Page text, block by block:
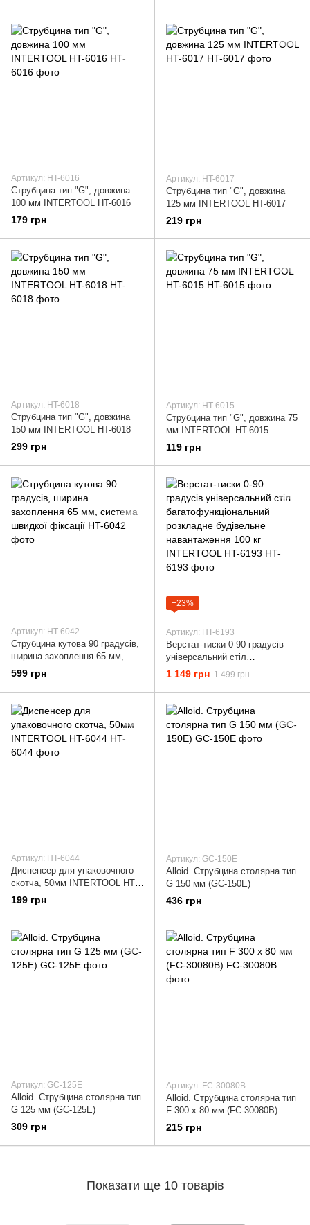
Артикул: HT-6016
Струбцина тип "G", довжина
100 мм INTERTOOL HT-6016
179 грн
Артикул: HT-6017
Струбцина тип "G", довжина
125 мм INTERTOOL HT-6017
219 грн
Артикул: HT-6018
Струбцина тип "G", довжина
150 мм INTERTOOL HT-6018
299 грн
Артикул: HT-6015
Струбцина тип "G", довжина 75
мм INTERTOOL HT-6015
119 грн
Артикул: HT-6042
Струбцина кутова 90 градусів,
ширина захоплення 65 мм,
система швидкої фіксації
599 грн
−23%
Артикул: HT-6193
Верстат-тиски 0-90 градусів
універсальний стіл
багатофункціональний
розкладне будівельне
навантаження 100 кг
INTERTOOL HT-6193
1 149 грн 1 499 грн
Артикул: HT-6044
Диспенсер для упаковочного
скотча, 50мм INTERTOOL HT-
6044
199 грн
Артикул: GC-150E
Alloid. Струбцина столярна тип
G 150 мм (GC-150E)
436 грн
Артикул: GC-125E
Alloid. Струбцина столярна тип
G 125 мм (GC-125E)
309 грн
Артикул: FC-30080B
Alloid. Струбцина столярна тип
F 300 х 80 мм (FC-30080B)
215 грн
Показати ще 10 товарів